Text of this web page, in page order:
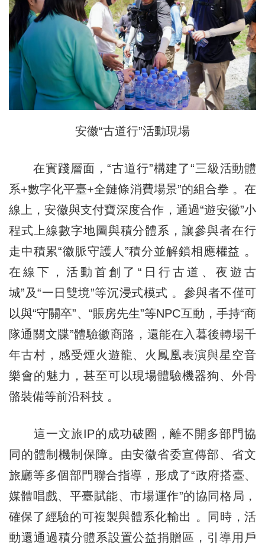
安徽“古道行”活動現場
在實踐層面，“古道行”構建了“三級活動體
系+數字化平臺+全鏈條消費場景”的組合拳 。在
線上，安徽與支付寶深度合作，通過“遊安徽”小
程式上線數字地圖與積分體系，讓參與者在行
走中積累“徽脈守護人”積分並解鎖相應權益 。
在線下，活動首創了“日行古道、夜遊古
城”及“一日雙境”等沉浸式模式 。參與者不僅可
以與“守關卒”、“賬房先生”等NPC互動，手持“商
隊通關文牒”體驗徽商路，還能在入暮後轉場千
年古村，感受煙火遊龍、火鳳凰表演與星空音
樂會的魅力，甚至可以現場體驗機器狗、外骨
骼裝備等前沿科技 。
這一文旅IP的成功破圈，離不開多部門協
同的體制機制保障。由安徽省委宣傳部、省文
旅廳等多個部門聯合指導，形成了“政府搭臺、
媒體唱戲、平臺賦能、市場運作”的協同格局，
確保了經驗的可複製與體系化輸出 。同時，活
動還通過積分體系設置公益捐贈區，引導用戶